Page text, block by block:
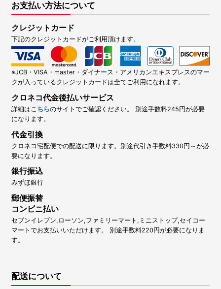
お支払い方法について
クレジットカード
下記のクレジットカードがご利用頂けます。
※JCB・VISA・master・ダイナース・アメリカンエキスプレスのマー
クが入っているクレジットカードは全てご利用になれます。
クロネコ代金後払いサービス
詳細はこちらのサイトでご確認ください。 別途手数料245円が必要
になります。
代金引換
クロネコ宅配便での配送に限ります。別途代引き手数料330円～が必
要になります。
銀行振込
みずほ銀行
郵便振替
コンビニ払い
セブンイレブン,ローソン,ファミリーマート,ミニストップ,セイコー
マートでお支払いいただけます。 別途手数料220円が必要になりま
す。
配送について